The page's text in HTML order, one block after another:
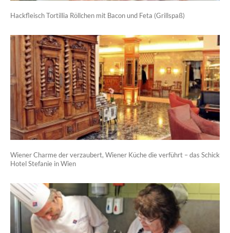
Hackfleisch Tortillia Röllchen mit Bacon und Feta (Grillspaß)
Wiener Charme der verzaubert, Wiener Küche die verführt – das Schick
Hotel Stefanie in Wien